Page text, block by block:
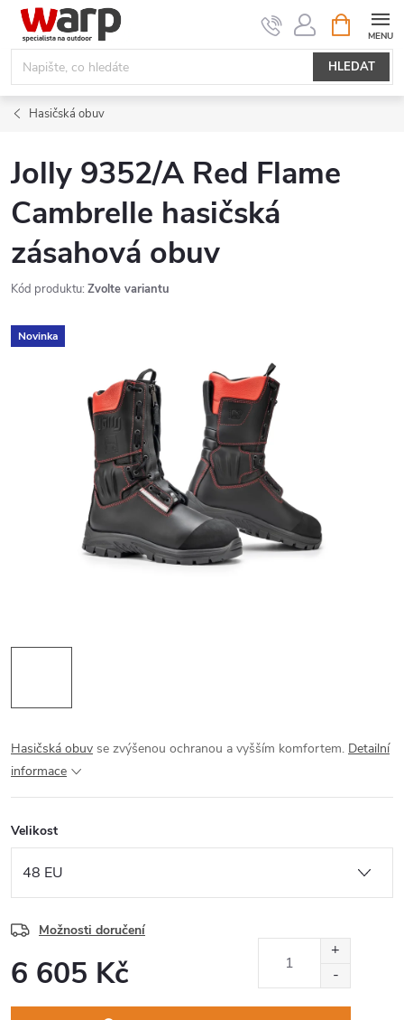
Přejít
obsah
HLEDAT
NÁKUPNÍ
KOŠÍK
Hasičská obuv
Jolly 9352/A Red Flame
Cambrelle hasičská
zásahová obuv
Kód produktu: Zvolte variantu
Novinka
Hasičská obuv se zvýšenou ochranou a vyšším komfortem. Detailní
informace
Velikost
Možnosti doručení
6 605 Kč